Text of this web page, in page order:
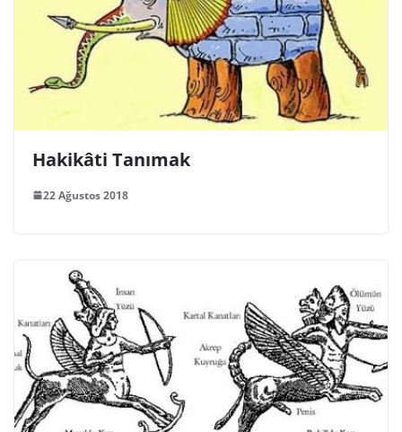
Hakikâti Tanımak
22 Ağustos 2018